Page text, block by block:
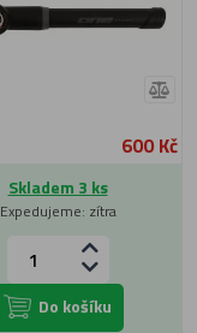
600 Kč
Skladem 3 ks
Expedujeme: zítra
Do košíku